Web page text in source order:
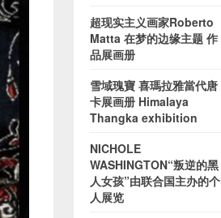
超现实主义画家Roberto
Matta 在梦的边缘主题 作
品展画册
雪域瑰寶 喜瑪拉雅當代唐
卡展画册 Himalaya
Thangka exhibition
NICHOLE
WASHINGTON“叛逆的黑
人女孩”由联合国主办的个
人展览